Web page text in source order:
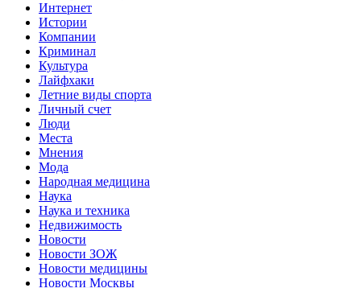
Интернет
Истории
Компании
Криминал
Культура
Лайфхаки
Летние виды спорта
Личный счет
Люди
Места
Мнения
Мода
Народная медицина
Наука
Наука и техника
Недвижимость
Новости
Новости ЗОЖ
Новости медицины
Новости Москвы